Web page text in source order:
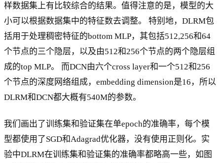
样数据集上有比较综合的结果。值得注意的是，模型的大
小可以根据数据集中的特征数去调整。 特别地，DLRM包
括用于处理稠密特征的bottom MLP，其包括512,256和64
个节点的三个隐层，以及由512和256个节点的两个隐层组
成的top MLP。 而DCN由六个cross layer和一个512和256
个节点的深度网络组成，embedding dimension是16，所以
DLRM和DCN都大概有540M的参数。
我们画出了训练集和验证集在单epoch的准确率，每个模
型都使用了SGD和Adagrad优化器，没有使用正则化。实
验中DLRM在训练集和验证集的准确率都略高一些，如图